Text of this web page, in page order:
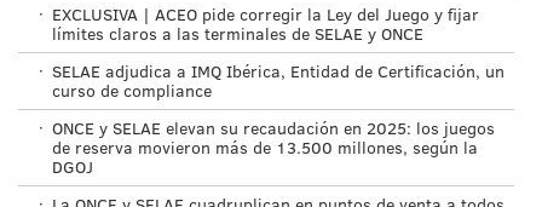
· EXCLUSIVA | ACEO pide corregir la Ley del Juego y fijar
límites claros a las terminales de SELAE y ONCE
· SELAE adjudica a IMQ Ibérica, Entidad de Certificación, un
curso de compliance
· ONCE y SELAE elevan su recaudación en 2025: los juegos
de reserva movieron más de 13.500 millones, según la
DGOJ